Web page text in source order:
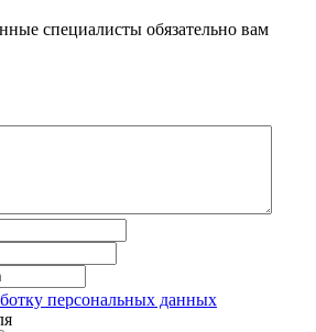
специалисты обязательно вам
персональных данных